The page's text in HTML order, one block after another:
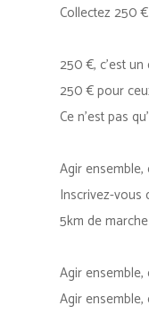
Collectez 250
250 €, c’est
250 € pour
Ce n’est pas
Agir ensemble,
Inscrivez-vous
5km de
Agir ensemble,
Agir